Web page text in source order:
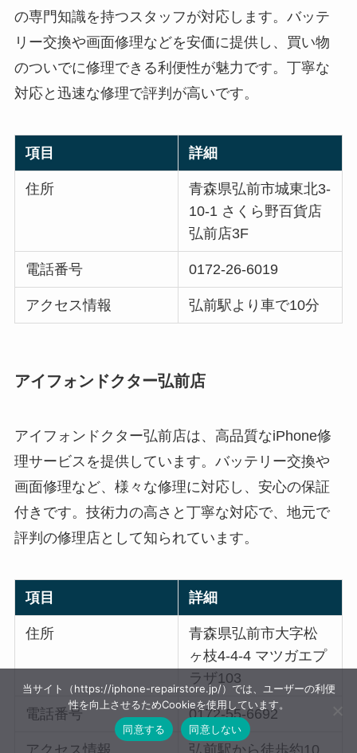
の専門知識を持つスタッフが対応します。バッテ
リー交換や画面修理などを安価に提供し、買い物
のついでに修理できる利便性が魅力です。丁寧な
対応と迅速な修理で評判が高いです。
項目 詳細
住所
青森県弘前市城東北3-
10-1 さくら野百貨店
弘前店3F
電話番号 0172-26-6019
アクセス情報 弘前駅より車で10分
アイフォンドクター弘前店
アイフォンドクター弘前店は、高品質なiPhone修
理サービスを提供しています。バッテリー交換や
画面修理など、様々な修理に対応し、安心の保証
付きです。技術力の高さと丁寧な対応で、地元で
評判の修理店として知られています。
項目 詳細
住所
青森県弘前市大字松
ヶ枝4-4-4 マツガエプ
ラザ103
電話番号 0172-55-6692
当サイト（https://iphone-repairstore.jp/）では、ユーザーの利便
性を向上させるためCookieを使用しています。
同意する
同意しない